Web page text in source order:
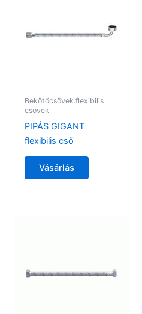
Bekötőcsövek.flexibilis
csövek
PIPÁS GIGANT
flexibilis cső
Vásárlás